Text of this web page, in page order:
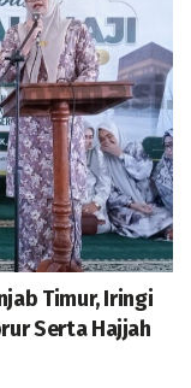
Timur, Iringi
Serta Hajjah